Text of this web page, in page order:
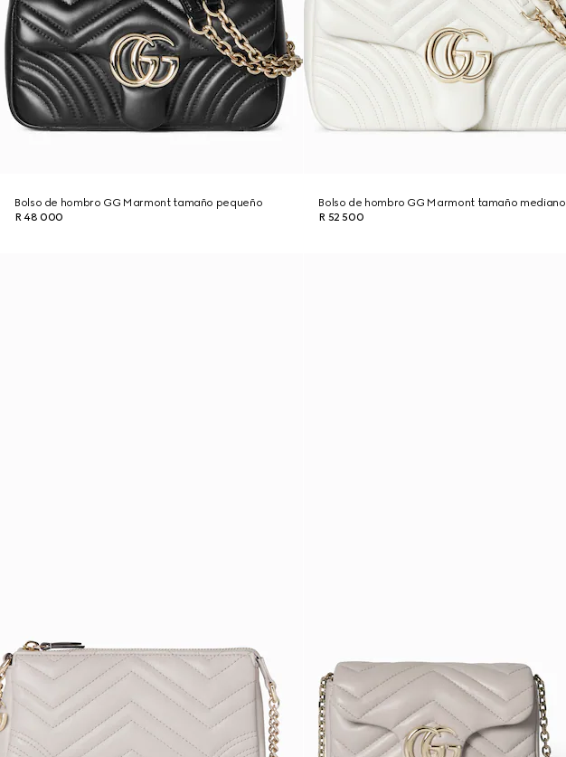
Bolso de hombro GG Marmont tamaño pequeño
R 48 000
Bolso de hombro GG Marmont tamaño mediano
R 52 500